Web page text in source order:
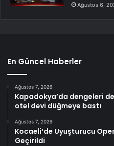
Ağustos 6,
En Güncel Haberler
Ağustos 7, 2026
Kapadokya’da dengeleri
otel devi düğmeye bastı
Ağustos 7, 2026
Kocaeli’de Uyuşturucu
Geçirildi